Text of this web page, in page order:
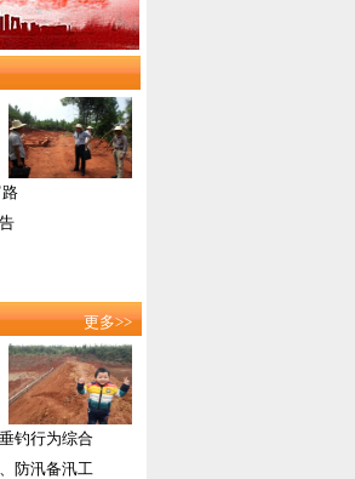
更多>>
钓行为综合
防汛备汛工